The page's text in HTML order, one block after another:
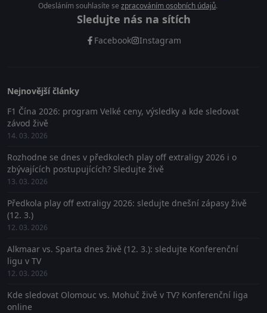
Odesláním souhlasíte se zpracováním osobních údajů.
Sledujte nás na sítích
Facebook Instagram
Nejnovější články
F1 Čína 2026: program Velké ceny, výsledky a kde sledovat
závod živě
14. 03. 2026
Rozhodne se dnes v předkolech play off extraligy 2026 i o
zbývajících postupujících? Sledujte živě
13. 03. 2026
Předkola play off extraligy 2026: sledujte dnešní zápasy živě
(12. 3.)
12. 03. 2026
Alkmaar vs. Sparta dnes živě (12. 3.): sledujte Konferenční
ligu v TV
12. 03. 2026
Kde sledovat Olomouc vs. Mohuč živě v TV? Konferenční liga
online